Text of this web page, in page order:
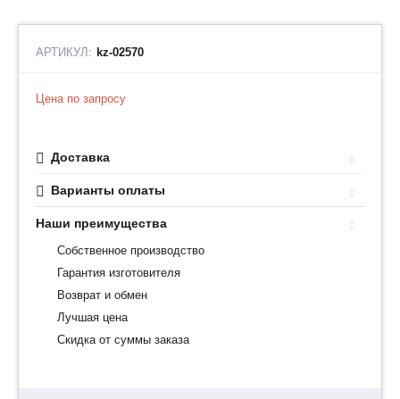
АРТИКУЛ: kz-02570
Цена по запросу
Доставка
Варианты оплаты
Наши преимущества
Собственное производство
Гарантия изготовителя
Возврат и обмен
Лучшая цена
Скидка от суммы заказа